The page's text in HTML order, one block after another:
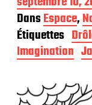
a
t
e
d
e
b
DansEspace,
Étiquettes
Imagination